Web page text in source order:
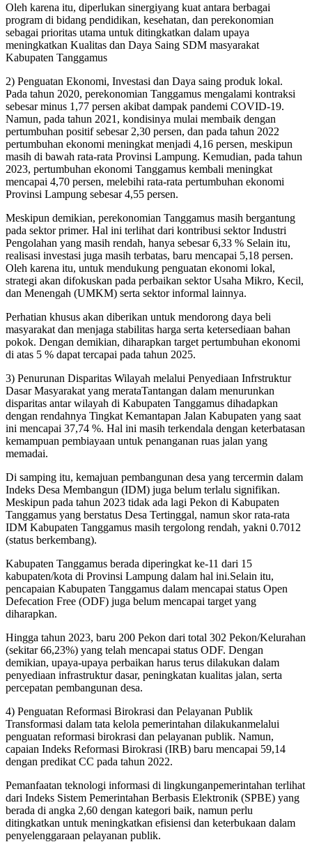
Oleh karena itu, diperlukan sinergiyang kuat antara berbagai
program di bidang pendidikan, kesehatan, dan perekonomian
sebagai prioritas utama untuk ditingkatkan dalam upaya
meningkatkan Kualitas dan Daya Saing SDM masyarakat
Kabupaten Tanggamus
2) Penguatan Ekonomi, Investasi dan Daya saing produk lokal.
Pada tahun 2020, perekonomian Tanggamus mengalami kontraksi
sebesar minus 1,77 persen akibat dampak pandemi COVID-19.
Namun, pada tahun 2021, kondisinya mulai membaik dengan
pertumbuhan positif sebesar 2,30 persen, dan pada tahun 2022
pertumbuhan ekonomi meningkat menjadi 4,16 persen, meskipun
masih di bawah rata-rata Provinsi Lampung. Kemudian, pada tahun
2023, pertumbuhan ekonomi Tanggamus kembali meningkat
mencapai 4,70 persen, melebihi rata-rata pertumbuhan ekonomi
Provinsi Lampung sebesar 4,55 persen.
Meskipun demikian, perekonomian Tanggamus masih bergantung
pada sektor primer. Hal ini terlihat dari kontribusi sektor Industri
Pengolahan yang masih rendah, hanya sebesar 6,33 % Selain itu,
realisasi investasi juga masih terbatas, baru mencapai 5,18 persen.
Oleh karena itu, untuk mendukung penguatan ekonomi lokal,
strategi akan difokuskan pada perbaikan sektor Usaha Mikro, Kecil,
dan Menengah (UMKM) serta sektor informal lainnya.
Perhatian khusus akan diberikan untuk mendorong daya beli
masyarakat dan menjaga stabilitas harga serta ketersediaan bahan
pokok. Dengan demikian, diharapkan target pertumbuhan ekonomi
di atas 5 % dapat tercapai pada tahun 2025.
3) Penurunan Disparitas Wilayah melalui Penyediaan Infrstruktur
Dasar Masyarakat yang merataTantangan dalam menurunkan
disparitas antar wilayah di Kabupaten Tanggamus dihadapkan
dengan rendahnya Tingkat Kemantapan Jalan Kabupaten yang saat
ini mencapai 37,74 %. Hal ini masih terkendala dengan keterbatasan
kemampuan pembiayaan untuk penanganan ruas jalan yang
memadai.
Di samping itu, kemajuan pembangunan desa yang tercermin dalam
Indeks Desa Membangun (IDM) juga belum terlalu signifikan.
Meskipun pada tahun 2023 tidak ada lagi Pekon di Kabupaten
Tanggamus yang berstatus Desa Tertinggal, namun skor rata-rata
IDM Kabupaten Tanggamus masih tergolong rendah, yakni 0.7012
(status berkembang).
Kabupaten Tanggamus berada diperingkat ke-11 dari 15
kabupaten/kota di Provinsi Lampung dalam hal ini.Selain itu,
pencapaian Kabupaten Tanggamus dalam mencapai status Open
Defecation Free (ODF) juga belum mencapai target yang
diharapkan.
Hingga tahun 2023, baru 200 Pekon dari total 302 Pekon/Kelurahan
(sekitar 66,23%) yang telah mencapai status ODF. Dengan
demikian, upaya-upaya perbaikan harus terus dilakukan dalam
penyediaan infrastruktur dasar, peningkatan kualitas jalan, serta
percepatan pembangunan desa.
4) Penguatan Reformasi Birokrasi dan Pelayanan Publik
Transformasi dalam tata kelola pemerintahan dilakukanmelalui
penguatan reformasi birokrasi dan pelayanan publik. Namun,
capaian Indeks Reformasi Birokrasi (IRB) baru mencapai 59,14
dengan predikat CC pada tahun 2022.
Pemanfaatan teknologi informasi di lingkunganpemerintahan terlihat
dari Indeks Sistem Pemerintahan Berbasis Elektronik (SPBE) yang
berada di angka 2,60 dengan kategori baik, namun perlu
ditingkatkan untuk meningkatkan efisiensi dan keterbukaan dalam
penyelenggaraan pelayanan publik.